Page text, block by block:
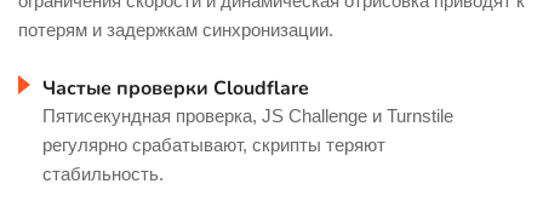
потерям и задержкам синхронизации.
Частые проверки Cloudflare
Пятисекундная проверка, JS Challenge и Turnstile
регулярно срабатывают, скрипты теряют
стабильность.